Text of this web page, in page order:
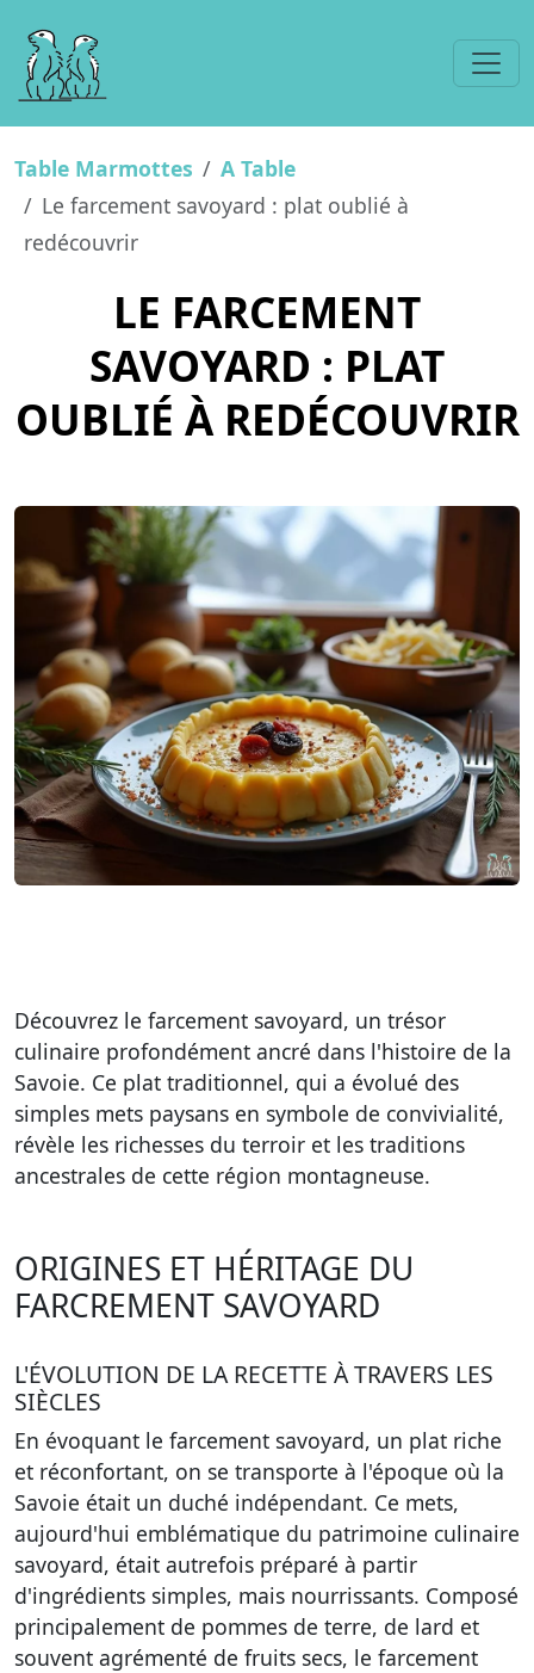
Table Marmottes
A Table
Le farcement savoyard : plat oublié à
redécouvrir
LE FARCEMENT
SAVOYARD : PLAT
OUBLIÉ À REDÉCOUVRIR
Découvrez le farcement savoyard, un trésor
culinaire profondément ancré dans l'histoire de la
Savoie. Ce plat traditionnel, qui a évolué des
simples mets paysans en symbole de convivialité,
révèle les richesses du terroir et les traditions
ancestrales de cette région montagneuse.
ORIGINES ET HÉRITAGE DU
FARCREMENT SAVOYARD
L'ÉVOLUTION DE LA RECETTE À TRAVERS LES
SIÈCLES
En évoquant le farcement savoyard, un plat riche
et réconfortant, on se transporte à l'époque où la
Savoie était un duché indépendant. Ce mets,
aujourd'hui emblématique du patrimoine culinaire
savoyard, était autrefois préparé à partir
d'ingrédients simples, mais nourrissants. Composé
principalement de pommes de terre, de lard et
souvent agrémenté de fruits secs, le farcement